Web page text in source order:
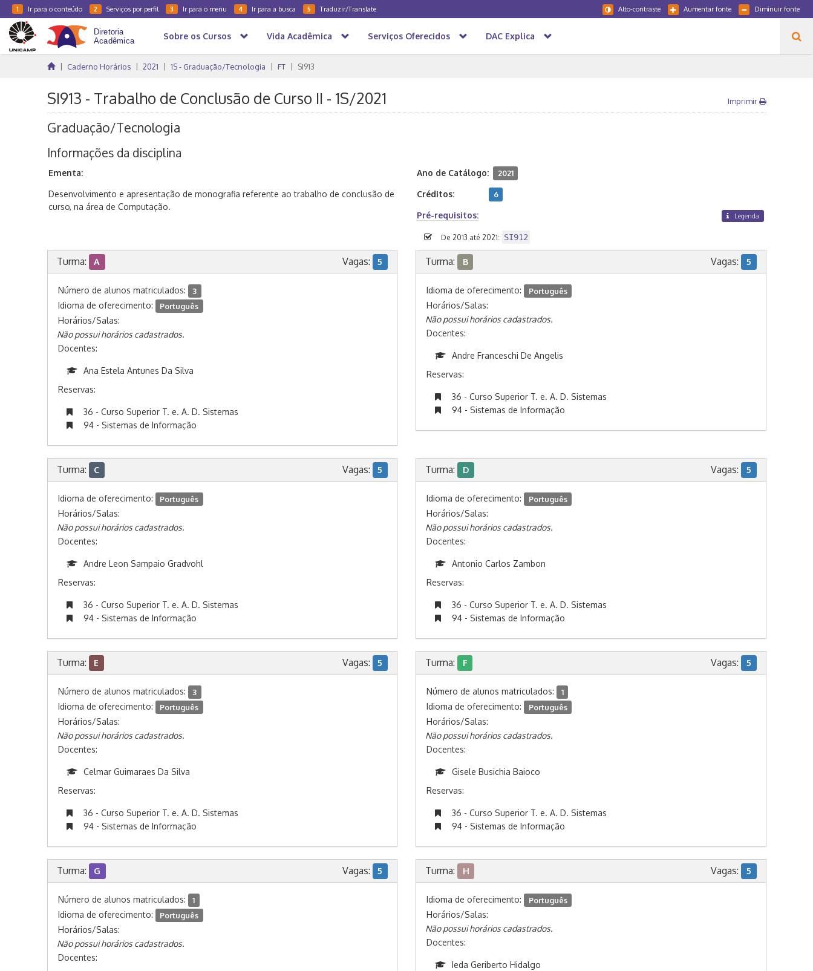
1 Ir para o conteúdo 2 Serviços por perfil 3 Ir para o menu 4 Ir para a busca 5 Traduzir/Translate Diminuir fonte
Aumentar fonte
Alto-contraste
Sobre os Cursos Vida Acadêmica Serviços Oferecidos DAC Explica
Caderno Horários 2021 1S - Graduação/Tecnologia FT SI913
SI913 - Trabalho de Conclusão de Curso II - 1S/2021 Imprimir
Graduação/Tecnologia
Informações da disciplina
Ementa:
Desenvolvimento e apresentação de monografia referente ao trabalho de conclusão de
curso, na área de Computação.
Ano de Catálogo: 2021
Créditos: 6
Pré-requisitos: Legenda
De 2013 até 2021: SI912
Turma: A Vagas: 5
Número de alunos matriculados: 3
Idioma de oferecimento: Português
Horários/Salas:
Não possui horários cadastrados.
Docentes:
Ana Estela Antunes Da Silva
Reservas:
36 - Curso Superior T. e. A. D. Sistemas
94 - Sistemas de Informação
Turma: B Vagas: 5
Idioma de oferecimento: Português
Horários/Salas:
Não possui horários cadastrados.
Docentes:
Andre Franceschi De Angelis
Reservas:
36 - Curso Superior T. e. A. D. Sistemas
94 - Sistemas de Informação
Turma: C Vagas: 5
Idioma de oferecimento: Português
Horários/Salas:
Não possui horários cadastrados.
Docentes:
Andre Leon Sampaio Gradvohl
Reservas:
36 - Curso Superior T. e. A. D. Sistemas
94 - Sistemas de Informação
Turma: D Vagas: 5
Idioma de oferecimento: Português
Horários/Salas:
Não possui horários cadastrados.
Docentes:
Antonio Carlos Zambon
Reservas:
36 - Curso Superior T. e. A. D. Sistemas
94 - Sistemas de Informação
Turma: E Vagas: 5
Número de alunos matriculados: 3
Idioma de oferecimento: Português
Horários/Salas:
Não possui horários cadastrados.
Docentes:
Celmar Guimaraes Da Silva
Reservas:
36 - Curso Superior T. e. A. D. Sistemas
94 - Sistemas de Informação
Turma: F Vagas: 5
Número de alunos matriculados: 1
Idioma de oferecimento: Português
Horários/Salas:
Não possui horários cadastrados.
Docentes:
Gisele Busichia Baioco
Reservas:
36 - Curso Superior T. e. A. D. Sistemas
94 - Sistemas de Informação
Turma: G Vagas: 5
Número de alunos matriculados: 1
Idioma de oferecimento: Português
Horários/Salas:
Não possui horários cadastrados.
Docentes:
Turma: H Vagas: 5
Idioma de oferecimento: Português
Horários/Salas:
Não possui horários cadastrados.
Docentes:
Ieda Geriberto Hidalgo